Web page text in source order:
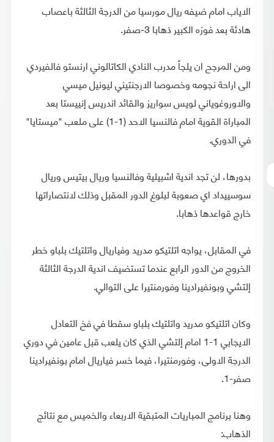
الاياب امام ضيفه ريال مورسيا من الدرجة الثالثة باعصاب
هادئة بعد فوزه الكبير ذهابا 3-صفر.
ومن المرجح ان يلجأ مدرب النادي الكاتالوني ارنستو فالفيردي
الى اراحة نجومه وخصوصا الارجنتيني ليونيل ميسي
والاوروغوياني لويس سواريز والقائد اندريس إنييستا بعد
المباراة القوية امام فالنسيا الاحد (1-1) على ملعب "ميستايا"
في الدوري.
بدورها، لن تجد اندية اشبيلية وفالنسيا وريال بيتيس وريال
سوسييداد اي صعوبة لبلوغ الدور المقبل وذلك لانتصاراتها
خارج قواعدها ذهابا.
في المقابل، يواجه اتلتيكو مدريد وفياريال واتلتيك بلباو خطر
الخروج من الدور الرابع عندما تستضيف اندية الدرجة الثالثة
إلتشي وبونفيرادينا وفورمنتيرا على التوالي.
وكان اتلتيكو مدريد واتلتيك بلباو سقطا في فخ التعادل
الايجابي 1-1 امام إلتشي الذي كان يلعب قبل عامين في دوري
الدرجة الاولى، وفورمنتيرا، فيما خسر فياريال امام بونفيرادينا
صفر-1.
وهنا برنامج المباريات المتبقية الاربعاء والخميس مع نتائج
الذهاب: